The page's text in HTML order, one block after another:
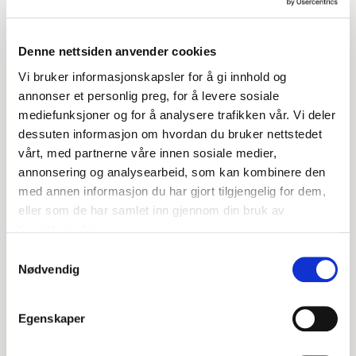
Denne nettsiden anvender cookies
Vi bruker informasjonskapsler for å gi innhold og
annonser et personlig preg, for å levere sosiale
mediefunksjoner og for å analysere trafikken vår. Vi deler
dessuten informasjon om hvordan du bruker nettstedet
vårt, med partnerne våre innen sosiale medier,
annonsering og analysearbeid, som kan kombinere den
med annen informasjon du har gjort tilgjengelig for dem,
eller som de har samlet inn gjennom din bruk av
Nødvendig
Egenskaper
Birgit Jensen
Hovedtillitsvalgt, Norsk
Sykepleierforbund.
Lloyd Andreassen
Dataanalytiker og rådgiver, Framlent.
vilkår